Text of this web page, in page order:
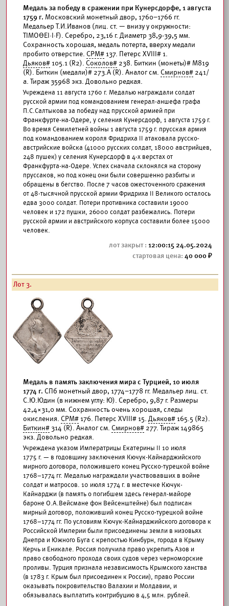
Медаль за победу в сражении при Кунерсдорфе, 1 августа
1759 г. Московский монетный двор, 1760–1766 гг.
Медальер Т.И.Иванов (лиц. ст. — внизу у окружности:
ТIМОΘЕI·I·F). Серебро, 23,16 г. Диаметр 38,9-39,5 мм.
Сохранность хорошая, медаль потерта, вверху медали
пробито отверстие. СРМ# 137. Петерс XVIII# 1.
Дьяков# 105.1 (R2). Соколов# 238. Биткин (монеты)# М819
(R). Биткин (медали)# 273.А (R). Аналог см. Смирнов# 241/
а. Тираж 35968 экз. Довольно редкая.
Учреждена 11 августа 1760 г. Медалью награждали солдат
русской армии под командованием генерал-аншефа графа
П.С.Салтыкова за победу над прусской армией при
Франкфурте-на-Одере, у селения Кунерсдорф, 1 августа 1759 г.
Во время Семилетней войны 1 августа 1759 г. прусская армия
под командованием короля Фридриха II атаковала русско-
австрийские войска (41000 русских солдат, 18000 австрийцев,
248 пушек) у селения Кунерсдорф в 4-х верстах от
Франкфурта-на-Одере. Успех сначала склонялся на сторону
пруссаков, но под конец они были совершенно разбиты и
обращены в бегство. После 7 часов ожесточенного сражения
от 48-тысячной прусской армии Фридриха II Великого осталось
едва 3000 солдат. Потери противника составили 19000
человек и 172 пушки, 26000 солдат разбежались. Потери
русской армии и австрийского корпуса составили более 15000
человек.
12:00:15 24.05.2024
40 000
Лот 3.
Медаль в память заключения мира с Турцией, 10 июля
1774 г. СПб монетный двор, 1774–1778 гг. Медальер лиц. ст.
С.Ю.Юдин (в нижнем углу: Ю). Серебро, 9,87 г. Размеры
42,4×31,0 мм. Сохранность очень хорошая, следы
окисления. СРМ# 176. Петерс XVIII# 15. Дьяков# 165.5 (R2).
Биткин#314 (R). Аналог см. Смирнов# 277. Тираж 149865
экз. Довольно редкая.
Учреждена указом Императрицы Екатерины II 10 июля
1775 г. — в годовщину заключения Кючук-Кайнарджийского
мирного договора, положившего конец Русско-турецкой войне
1768–1774 гг. Медалью награждали участвовавших в войне
солдат и матросов. 10 июля 1774 г. в местечке Кючук-
Кайнарджи (в память о погибшем здесь генерал-майоре
бароне О.А.Вейсмане фон Вейсенштейне) был подписан
мирный договор, положивший конец Русско-турецкой войне
1768–1774 гг. По условиям Кючук-Кайнарджийского договора к
Российской Империи были присоединены земли в низовьях
Днепра и Южного Буга с крепостью Кинбурн, города в Крыму
Керчь и Еникале. Россия получила право укрепить Азов и
право свободного прохода своих судов через черноморские
проливы. Турция признала независимость Крымского ханства
(в 1783 г. Крым был присоединен к России), право России
оказывать покровительство Валахии и Молдавии, и
обязывалась выплатить контрибуцию в 4,5 млн. рублей.